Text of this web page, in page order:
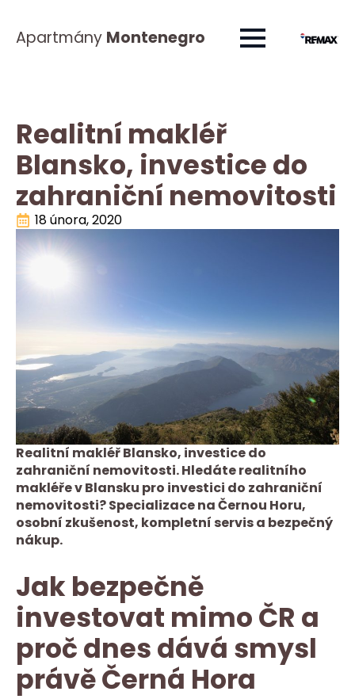
Apartmány Montenegro
Realitní makléř
Blansko, investice do
zahraniční nemovitosti
18 února, 2020
Realitní makléř Blansko, investice do
zahraniční nemovitosti. Hledáte realitního
makléře v Blansku pro investici do zahraniční
nemovitosti? Specializace na Černou Horu,
osobní zkušenost, kompletní servis a bezpečný
nákup.
Jak bezpečně
investovat mimo ČR a
proč dnes dává smysl
právě Černá Hora